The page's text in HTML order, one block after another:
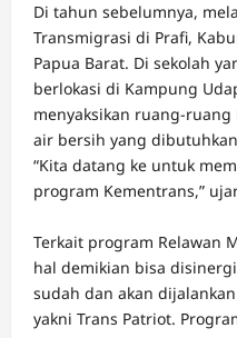
Di tahun sebelumnya,
Transmigrasi di Prafi,
Papua Barat. Di sekolah
berlokasi di Kampung
menyaksikan ruang-ruang
air bersih yang
“Kita datang ke untuk
program Kementrans,”
Terkait program Relawan
hal demikian bisa
sudah dan akan
yakni Trans Patriot.